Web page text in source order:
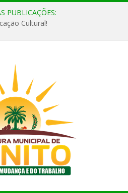
PUBLICAÇÕES:
Cultural!